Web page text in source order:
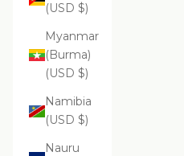
(USD $)
Myanmar
(Burma)
(USD $)
Namibia
(USD $)
Nauru